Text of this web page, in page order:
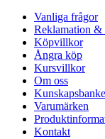
Vanliga frågor
Reklamation &
Köpvillkor
Ångra köp
Kursvillkor
Om oss
Varumärken
Kontakt